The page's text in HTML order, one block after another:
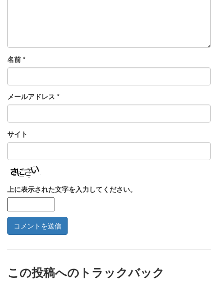
名前 *
メールアドレス *
サイト
上に表示された文字を入力してください。
この投稿へのトラックバック